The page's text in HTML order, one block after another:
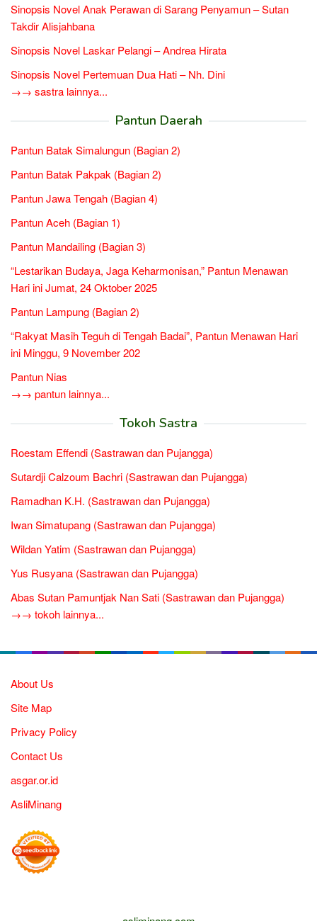
Sinopsis Novel Anak Perawan di Sarang Penyamun – Sutan
Takdir Alisjahbana
Sinopsis Novel Laskar Pelangi – Andrea Hirata
Sinopsis Novel Pertemuan Dua Hati – Nh. Dini
→→ sastra lainnya...
Pantun Daerah
Pantun Batak Simalungun (Bagian 2)
Pantun Batak Pakpak (Bagian 2)
Pantun Jawa Tengah (Bagian 4)
Pantun Aceh (Bagian 1)
Pantun Mandailing (Bagian 3)
“Lestarikan Budaya, Jaga Keharmonisan,” Pantun Menawan
Hari ini Jumat, 24 Oktober 2025
Pantun Lampung (Bagian 2)
“Rakyat Masih Teguh di Tengah Badai”, Pantun Menawan Hari
ini Minggu, 9 November 202
Pantun Nias
→→ pantun lainnya...
Tokoh Sastra
Roestam Effendi (Sastrawan dan Pujangga)
Sutardji Calzoum Bachri (Sastrawan dan Pujangga)
Ramadhan K.H. (Sastrawan dan Pujangga)
Iwan Simatupang (Sastrawan dan Pujangga)
Wildan Yatim (Sastrawan dan Pujangga)
Yus Rusyana (Sastrawan dan Pujangga)
Abas Sutan Pamuntjak Nan Sati (Sastrawan dan Pujangga)
→→ tokoh lainnya...
About Us
Site Map
Privacy Policy
Contact Us
asgar.or.id
AsliMinang